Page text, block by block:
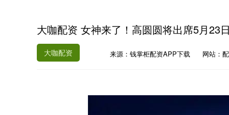
大咖配资 女神来了！高圆圆将出席5月23
大咖配资 来源：钱掌柜配资APP下载 网站：